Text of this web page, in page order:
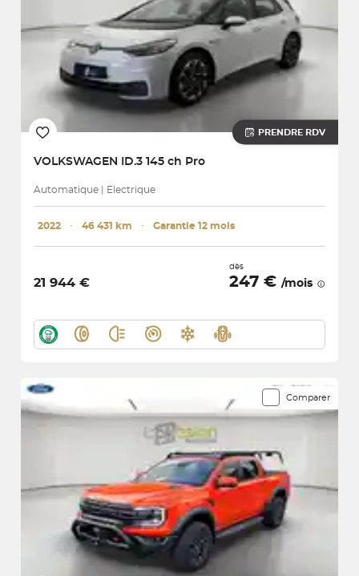
PRENDRE RDV
VOLKSWAGEN ID.3 145 ch Pro
Automatique | Electrique
2022 ･ 46 431 km ･ Garantie 12 mois
21 944 €
dès
247 € /mois
Comparer